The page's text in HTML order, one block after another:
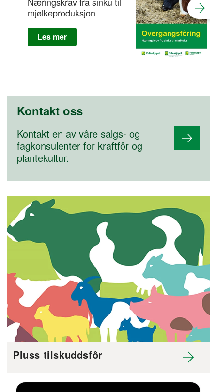
mjølkeproduksjon.
Les mer
Kontakt oss
Kontakt en av våre salgs- og
fagkonsulenter for kraftfôr og
plantekultur.
Pluss tilskuddsfôr